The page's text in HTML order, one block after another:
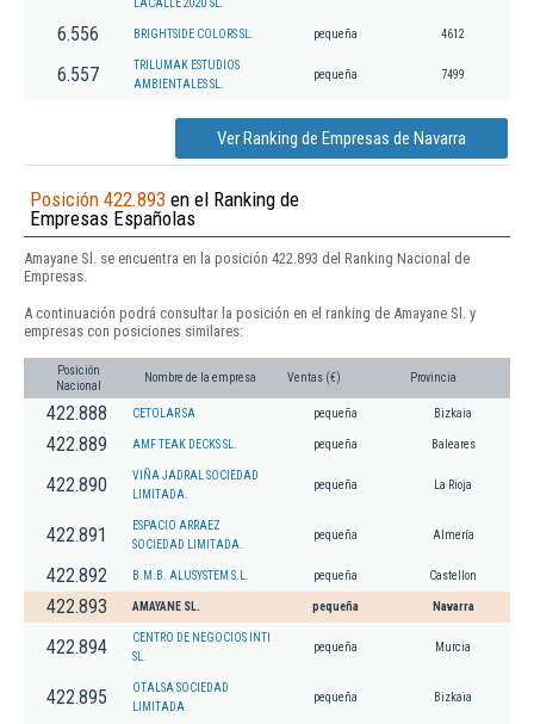
LACALLE 2020 SL.
6.556 BRIGHTSIDE COLORS SL. pequeña 4612
6.557
TRILUMAK ESTUDIOS
AMBIENTALES SL.
pequeña 7499
Ver Ranking de Empresas de Navarra
Posición 422.893 en el Ranking de
Empresas Españolas
Amayane Sl. se encuentra en la posición 422.893 del Ranking Nacional de
Empresas.
A continuación podrá consultar la posición en el ranking de Amayane Sl. y
empresas con posiciones similares:
Posición
Nacional
Nombre de la empresa Ventas (€) Provincia
422.888 CETOLAR SA pequeña Bizkaia
422.889 AMF TEAK DECKS SL. pequeña Baleares
422.890
VIÑA JADRAL SOCIEDAD
LIMITADA.
pequeña La Rioja
422.891
ESPACIO ARRAEZ
SOCIEDAD LIMITADA.
pequeña Almería
422.892 B.M.B. ALUSYSTEM S.L. pequeña Castellon
422.893 AMAYANE SL. pequeña Navarra
422.894
CENTRO DE NEGOCIOS INTI
SL.
pequeña Murcia
422.895
OTALSA SOCIEDAD
LIMITADA
pequeña Bizkaia